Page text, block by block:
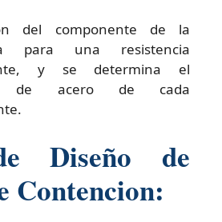
del componente de la
para una resistencia
y se determina el
de acero de cada
Diseño de
Contencion: